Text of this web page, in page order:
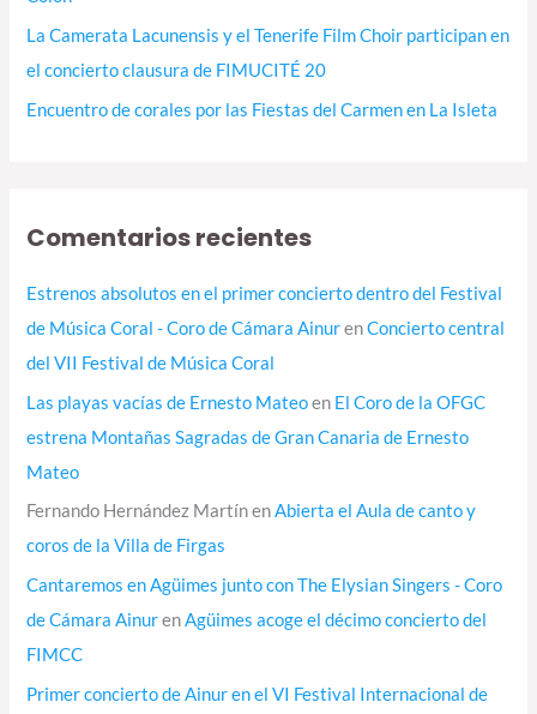
La Camerata Lacunensis y el Tenerife Film Choir participan en
el concierto clausura de FIMUCITÉ 20
Encuentro de corales por las Fiestas del Carmen en La Isleta
Comentarios recientes
Estrenos absolutos en el primer concierto dentro del Festival
de Música Coral - Coro de Cámara AinurenConcierto central
del VII Festival de Música Coral
Las playas vacías de Ernesto Mateoen El Coro de la OFGC
estrena Montañas Sagradas de Gran Canaria de Ernesto
Mateo
Fernando Hernández MartínenAbierta el Aula de canto y
coros de la Villa de Firgas
Cantaremos en Agüimes junto con The Elysian Singers - Coro
de Cámara AinurenAgüimes acoge el décimo concierto del
FIMCC
Primer concierto de Ainur en el VI Festival Internacional de